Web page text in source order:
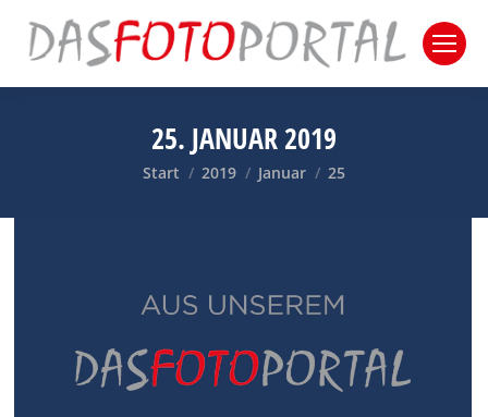
25. JANUAR 2019
Sie befinden sich hier:
Start 2019 Januar 25